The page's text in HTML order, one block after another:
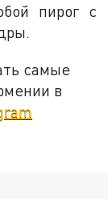
пирог с
самые
в